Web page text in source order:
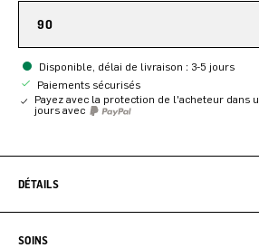
90
Disponible, délai de livraison : 3-5 jours
Paiements sécurisés
Payez avec la protection de l'acheteur dans
jours avec
DÉTAILS
SOINS